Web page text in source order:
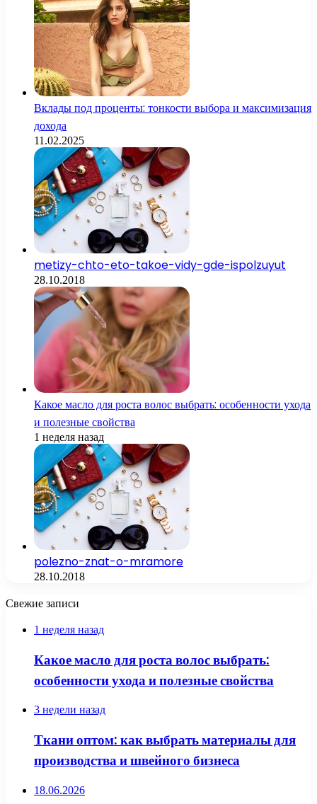
Вклады под проценты: тонкости выбора и максимизация
дохода
11.02.2025
metizy-chto-eto-takoe-vidy-gde-ispolzuyut
28.10.2018
Какое масло для роста волос выбрать: особенности ухода
и полезные свойства
1 неделя назад
polezno-znat-o-mramore
28.10.2018
Свежие записи
1 неделя назад
Какое масло для роста волос выбрать:
особенности ухода и полезные свойства
3 недели назад
Ткани оптом: как выбрать материалы для
производства и швейного бизнеса
18.06.2026